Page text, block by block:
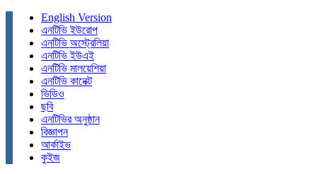
English Version
এনটিভি ইউরোপ
এনটিভি অস্ট্রেলিয়া
এনটিভি ইউএই
এনটিভি মালয়েশিয়া
এনটিভি কানেক্ট
ভিডিও
ছবি
এনটিভির অনুষ্ঠান
বিজ্ঞাপন
আর্কাইভ
কুইজ